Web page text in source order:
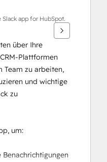
app for HubSpot.
über Ihre
Plattformen
Team zu arbeiten,
und wichtige
zu
um: